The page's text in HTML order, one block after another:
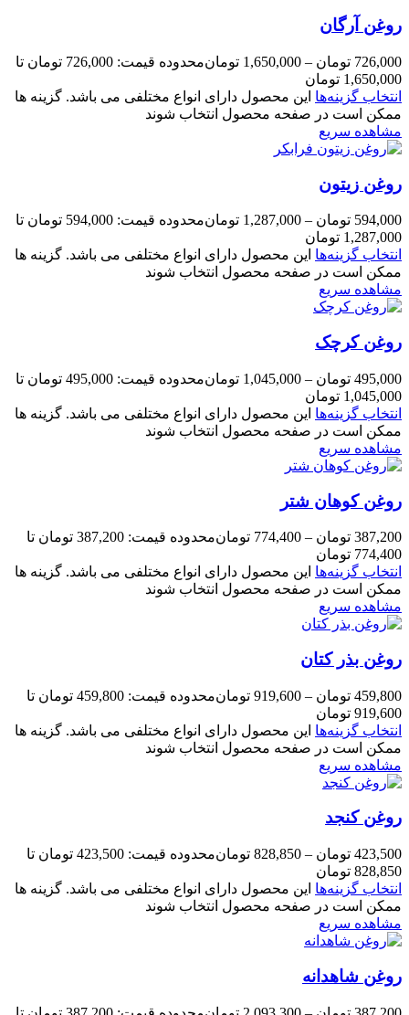
روغن آرگان
726,000 تومان –
1,650,000 تومان
محدوده قیمت: 726,000 تومان تا
1,650,000 تومان
انتخاب گزینه‌ها این محصول دارای انواع مختلفی می باشد. گزینه ها
ممکن است در صفحه محصول انتخاب شوند
مشاهده سریع
روغن زیتون
594,000 تومان –
1,287,000 تومان
محدوده قیمت: 594,000 تومان تا
1,287,000 تومان
انتخاب گزینه‌ها این محصول دارای انواع مختلفی می باشد. گزینه ها
ممکن است در صفحه محصول انتخاب شوند
مشاهده سریع
روغن کرچک
495,000 تومان –
1,045,000 تومان
محدوده قیمت: 495,000 تومان تا
1,045,000 تومان
انتخاب گزینه‌ها این محصول دارای انواع مختلفی می باشد. گزینه ها
ممکن است در صفحه محصول انتخاب شوند
مشاهده سریع
روغن کوهان شتر
387,200 تومان –
774,400 تومان
محدوده قیمت: 387,200 تومان تا
774,400 تومان
انتخاب گزینه‌ها این محصول دارای انواع مختلفی می باشد. گزینه ها
ممکن است در صفحه محصول انتخاب شوند
مشاهده سریع
روغن بذر کتان
459,800 تومان –
919,600 تومان
محدوده قیمت: 459,800 تومان تا
919,600 تومان
انتخاب گزینه‌ها این محصول دارای انواع مختلفی می باشد. گزینه ها
ممکن است در صفحه محصول انتخاب شوند
مشاهده سریع
روغن کنجد
423,500 تومان –
828,850 تومان
محدوده قیمت: 423,500 تومان تا
828,850 تومان
انتخاب گزینه‌ها این محصول دارای انواع مختلفی می باشد. گزینه ها
ممکن است در صفحه محصول انتخاب شوند
مشاهده سریع
روغن شاهدانه